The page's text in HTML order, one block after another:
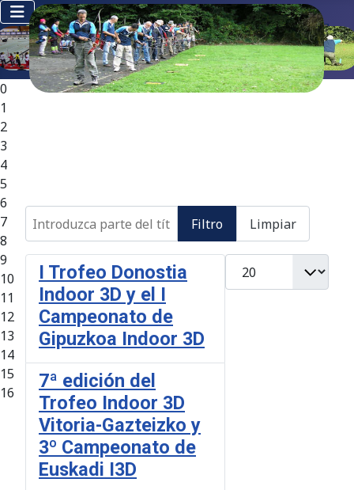
0
1
2
3
4
5
6
7
8
9
10
11
12
13
14
15
16
Filtro Limpiar
I Trofeo Donostia
Indoor 3D y el I
Campeonato de
Gipuzkoa Indoor 3D
7ª edición del
Trofeo Indoor 3D
Vitoria-Gazteizko y
3º Campeonato de
Euskadi I3D